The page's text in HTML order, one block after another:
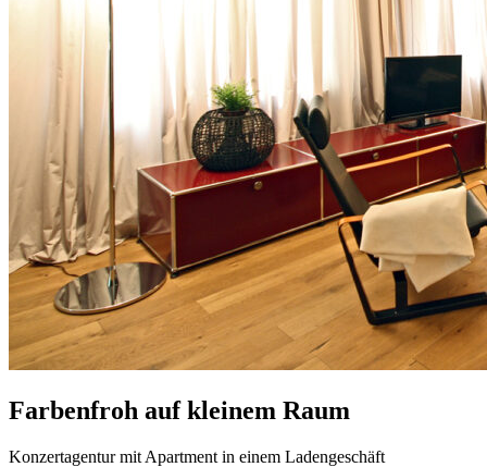
Farbenfroh auf kleinem Raum
Konzertagentur mit Apartment in einem Ladengeschäft